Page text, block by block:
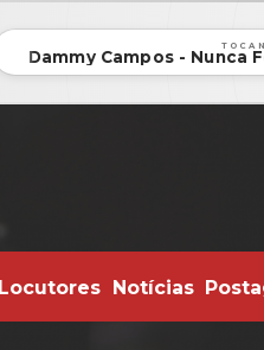
Dammy Campos - Nunca
Locutores Notícias